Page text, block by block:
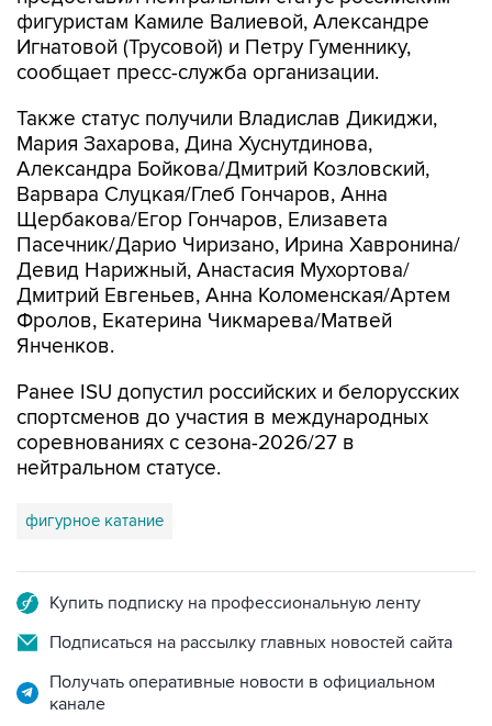
фигуристам Камиле Валиевой, Александре
Игнатовой (Трусовой) и Петру Гуменнику,
сообщает пресс-служба организации.
Также статус получили Владислав Дикиджи,
Мария Захарова, Дина Хуснутдинова,
Александра Бойкова/Дмитрий Козловский,
Варвара Слуцкая/Глеб Гончаров, Анна
Щербакова/Егор Гончаров, Елизавета
Пасечник/Дарио Чиризано, Ирина Хавронина/
Девид Нарижный, Анастасия Мухортова/
Дмитрий Евгеньев, Анна Коломенская/Артем
Фролов, Екатерина Чикмарева/Матвей
Янченков.
Ранее ISU допустил российских и белорусских
спортсменов до участия в международных
соревнованиях с сезона-2026/27 в
нейтральном статусе.
фигурное катание
Купить подписку на профессиональную ленту
Подписаться на рассылку главных новостей сайта
Получать оперативные новости в официальном
канале